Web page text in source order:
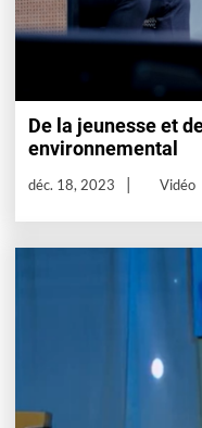
De la jeunesse et
environnemental
déc. 18, 2023 Vidéo